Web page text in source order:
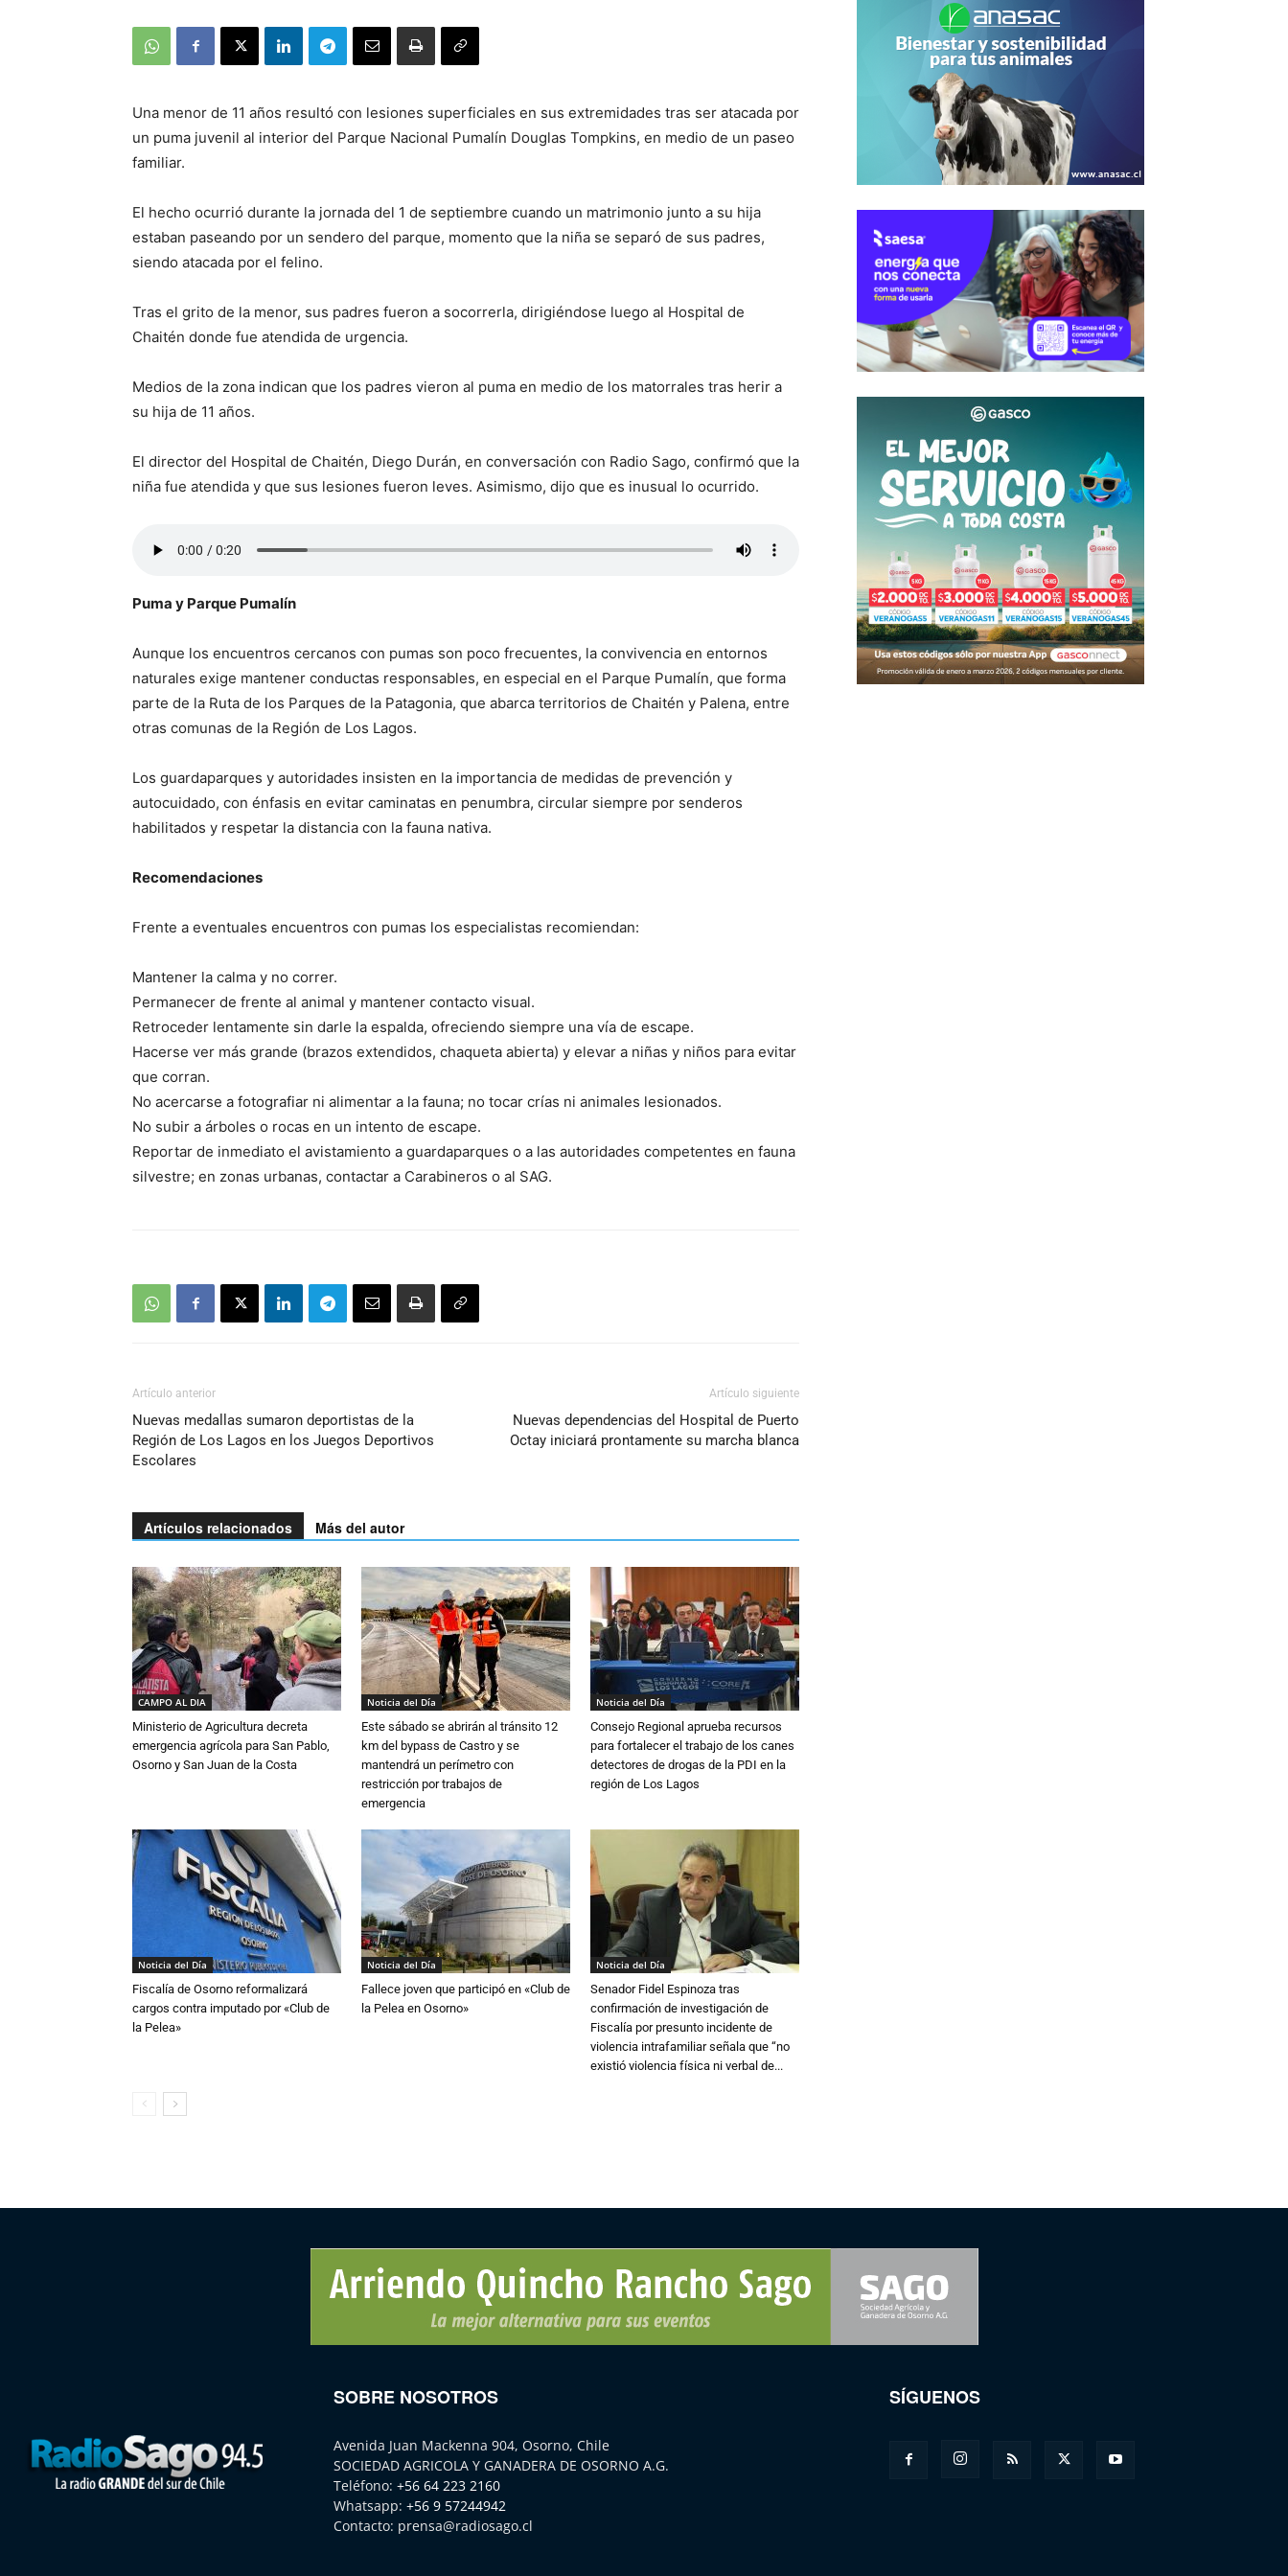
Una menor de 11 años resultó con lesiones superficiales en sus extremidades tras ser atacada por
un puma juvenil al interior del Parque Nacional Pumalín Douglas Tompkins, en medio de un paseo
familiar.
El hecho ocurrió durante la jornada del 1 de septiembre cuando un matrimonio junto a su hija
estaban paseando por un sendero del parque, momento que la niña se separó de sus padres,
siendo atacada por el felino.
Tras el grito de la menor, sus padres fueron a socorrerla, dirigiéndose luego al Hospital de
Chaitén donde fue atendida de urgencia.
Medios de la zona indican que los padres vieron al puma en medio de los matorrales tras herir a
su hija de 11 años.
El director del Hospital de Chaitén, Diego Durán, en conversación con Radio Sago, confirmó que la
niña fue atendida y que sus lesiones fueron leves. Asimismo, dijo que es inusual lo ocurrido.
Puma y Parque Pumalín
Aunque los encuentros cercanos con pumas son poco frecuentes, la convivencia en entornos
naturales exige mantener conductas responsables, en especial en el Parque Pumalín, que forma
parte de la Ruta de los Parques de la Patagonia, que abarca territorios de Chaitén y Palena, entre
otras comunas de la Región de Los Lagos.
Los guardaparques y autoridades insisten en la importancia de medidas de prevención y
autocuidado, con énfasis en evitar caminatas en penumbra, circular siempre por senderos
habilitados y respetar la distancia con la fauna nativa.
Recomendaciones
Frente a eventuales encuentros con pumas los especialistas recomiendan:
Mantener la calma y no correr.
Permanecer de frente al animal y mantener contacto visual.
Retroceder lentamente sin darle la espalda, ofreciendo siempre una vía de escape.
Hacerse ver más grande (brazos extendidos, chaqueta abierta) y elevar a niñas y niños para evitar
que corran.
No acercarse a fotografiar ni alimentar a la fauna; no tocar crías ni animales lesionados.
No subir a árboles o rocas en un intento de escape.
Reportar de inmediato el avistamiento a guardaparques o a las autoridades competentes en fauna
silvestre; en zonas urbanas, contactar a Carabineros o al SAG.
Artículo anterior
Nuevas medallas sumaron deportistas de la
Región de Los Lagos en los Juegos Deportivos
Escolares
Artículo siguiente
Nuevas dependencias del Hospital de Puerto
Octay iniciará prontamente su marcha blanca
Artículos relacionados Más del autor
CAMPO AL DIA
Ministerio de Agricultura decreta
emergencia agrícola para San Pablo,
Osorno y San Juan de la Costa
Noticia del Día
Este sábado se abrirán al tránsito 12
km del bypass de Castro y se
mantendrá un perímetro con
restricción por trabajos de
emergencia
Noticia del Día
Consejo Regional aprueba recursos
para fortalecer el trabajo de los canes
detectores de drogas de la PDI en la
región de Los Lagos
Noticia del Día
Fiscalía de Osorno reformalizará
cargos contra imputado por «Club de
la Pelea»
Noticia del Día
Fallece joven que participó en «Club de
la Pelea en Osorno»
Noticia del Día
Senador Fidel Espinoza tras
confirmación de investigación de
Fiscalía por presunto incidente de
violencia intrafamiliar señala que “no
existió violencia física ni verbal de...
SOBRE NOSOTROS
Avenida Juan Mackenna 904, Osorno, Chile
SOCIEDAD AGRICOLA Y GANADERA DE OSORNO A.G.
Teléfono: +56 64 223 2160
Whatsapp: +56 9 57244942
Contacto: prensa@radiosago.cl
SÍGUENOS